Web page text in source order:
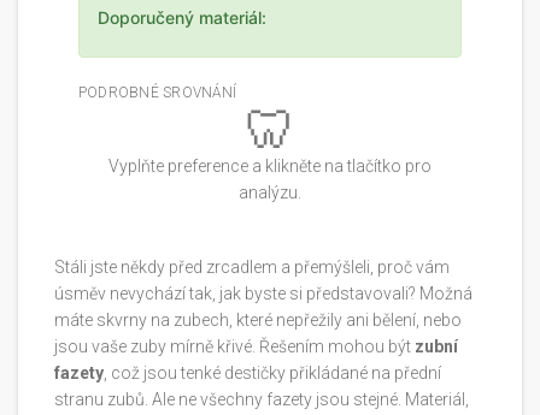
Doporučený materiál:
PODROBNÉ SROVNÁNÍ
🦷
Vyplňte preference a klikněte na tlačítko pro
analýzu.
Stáli jste někdy před zrcadlem a přemýšleli, proč vám
úsměv nevychází tak, jak byste si představovali? Možná
máte skvrny na zubech, které nepřežily ani bělení, nebo
jsou vaše zuby mírně křivé. Řešením mohou být zubní
fazety, což jsou tenké destičky přikládané na přední
stranu zubů. Ale ne všechny fazety jsou stejné. Materiál,